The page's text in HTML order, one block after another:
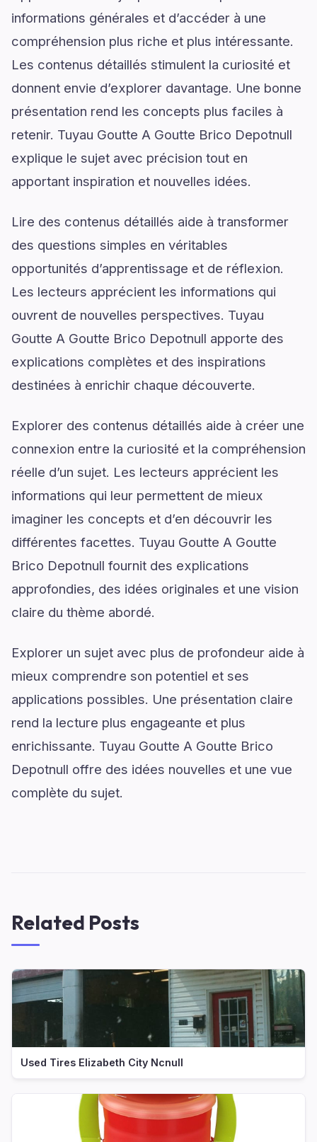
informations générales et d’accéder à une
compréhension plus riche et plus intéressante.
Les contenus détaillés stimulent la curiosité et
donnent envie d’explorer davantage. Une bonne
présentation rend les concepts plus faciles à
retenir. Tuyau Goutte A Goutte Brico Depotnull
explique le sujet avec précision tout en
apportant inspiration et nouvelles idées.
Lire des contenus détaillés aide à transformer
des questions simples en véritables
opportunités d’apprentissage et de réflexion.
Les lecteurs apprécient les informations qui
ouvrent de nouvelles perspectives. Tuyau
Goutte A Goutte Brico Depotnull apporte des
explications complètes et des inspirations
destinées à enrichir chaque découverte.
Explorer des contenus détaillés aide à créer une
connexion entre la curiosité et la compréhension
réelle d’un sujet. Les lecteurs apprécient les
informations qui leur permettent de mieux
imaginer les concepts et d’en découvrir les
différentes facettes. Tuyau Goutte A Goutte
Brico Depotnull fournit des explications
approfondies, des idées originales et une vision
claire du thème abordé.
Explorer un sujet avec plus de profondeur aide à
mieux comprendre son potentiel et ses
applications possibles. Une présentation claire
rend la lecture plus engageante et plus
enrichissante. Tuyau Goutte A Goutte Brico
Depotnull offre des idées nouvelles et une vue
complète du sujet.
Related Posts
Used Tires Elizabeth City Ncnull